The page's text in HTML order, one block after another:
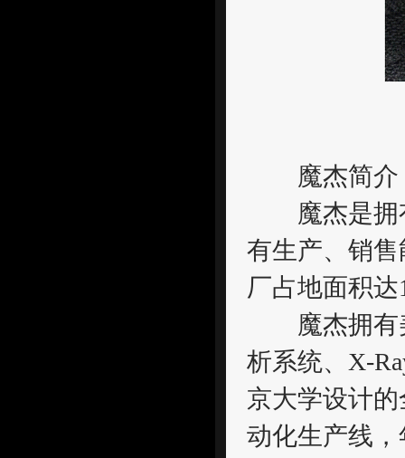
魔杰简介
魔杰是拥有
有生产、销
厂占地面积达
魔杰拥有美
析系统、X-
京大学设计
动化生产线